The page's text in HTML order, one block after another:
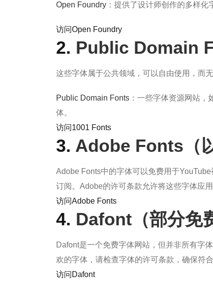
Open Foundry ：提供了设计师创作的多样化
访问Open Foundry
2. Public Domain
这些字体属于公共领域，可以自由使用，而
Public Domain Fonts ：一些字体资源网站
体。
访问1001 Fonts
3. Adobe Fonts（
Adobe Fonts中的字体可以免费用于
订阅。Adobe的许可条款允许将这些字体应
访问Adobe Fonts
4. Dafont（部分免
Dafont是一个免费字体网站，但并非所有字
欢的字体，请检查字体的许可条款，确保符合
访问 Dafont